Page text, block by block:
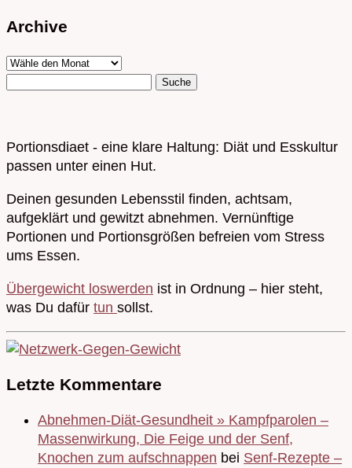
Archive
Portionsdiaet - eine klare Haltung: Diät und Esskultur
passen unter einen Hut.
Deinen gesunden Lebensstil finden, achtsam,
aufgeklärt und gewitzt abnehmen. Vernünftige
Portionen und Portionsgrößen befreien vom Stress
ums Essen.
Übergewicht loswerden ist in Ordnung – hier steht,
was Du dafür tun sollst.
Letzte Kommentare
Abnehmen-Diät-Gesundheit » Kampfparolen –
Massenwirkung, Die Feige und der Senf,
Knochen zum aufschnappen bei Senf-Rezepte –